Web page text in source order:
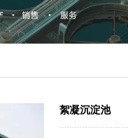
絮凝沉淀池